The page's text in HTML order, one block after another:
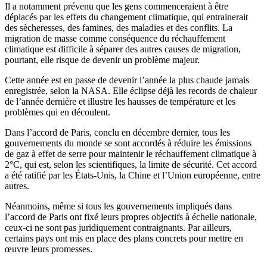
Il a notamment prévenu que les gens commenceraient à être
déplacés par les effets du changement climatique, qui entrainerait
des sècheresses, des famines, des maladies et des conflits. La
migration de masse comme conséquence du réchauffement
climatique est difficile à séparer des autres causes de migration,
pourtant, elle risque de devenir un problème majeur.
Cette année est en passe de devenir l’année la plus chaude jamais
enregistrée, selon la NASA. Elle éclipse déjà les records de chaleur
de l’année dernière et illustre les hausses de température et les
problèmes qui en découlent.
Dans l’accord de Paris, conclu en décembre dernier, tous les
gouvernements du monde se sont accordés à réduire les émissions
de gaz à effet de serre pour maintenir le réchauffement climatique à
2°C, qui est, selon les scientifiques, la limite de sécurité. Cet accord
a été ratifié par les États-Unis, la Chine et l’Union européenne, entre
autres.
Néanmoins, même si tous les gouvernements impliqués dans
l’accord de Paris ont fixé leurs propres objectifs à échelle nationale,
ceux-ci ne sont pas juridiquement contraignants. Par ailleurs,
certains pays ont mis en place des plans concrets pour mettre en
œuvre leurs promesses.